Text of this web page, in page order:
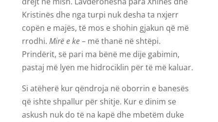
Kristinës dhe nga turpi nuk desha ta nxjerr
copën e majës, të mos e shohin gjakun që më
rrodhi. Mirë e ke– më thanë në shtëpi.
Prindërit, së pari ma bënë me dije gabimin,
pastaj më lyen me hidrociklin për të më kaluar.
Si atëherë kur qëndroja në oborrin e banesës
që ishte shpallur për shitje. Kur e dinim se
askush nuk do të na kapë dhe mbetëm duke